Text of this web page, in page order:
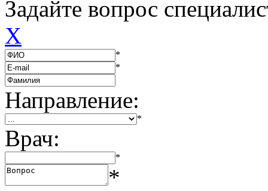
Задайте вопрос
X
*
*
Направление:
*
Врач:
*
*